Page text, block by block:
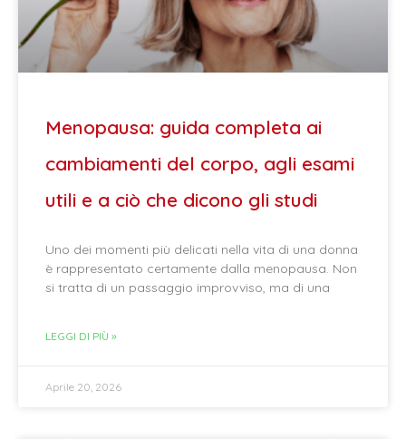
Menopausa: guida completa ai
cambiamenti del corpo, agli esami
utili e a ciò che dicono gli studi
Uno dei momenti più delicati nella vita di una donna
è rappresentato certamente dalla menopausa. Non
si tratta di un passaggio improvviso, ma di una
LEGGI DI PIÙ »
Aprile 20, 2026